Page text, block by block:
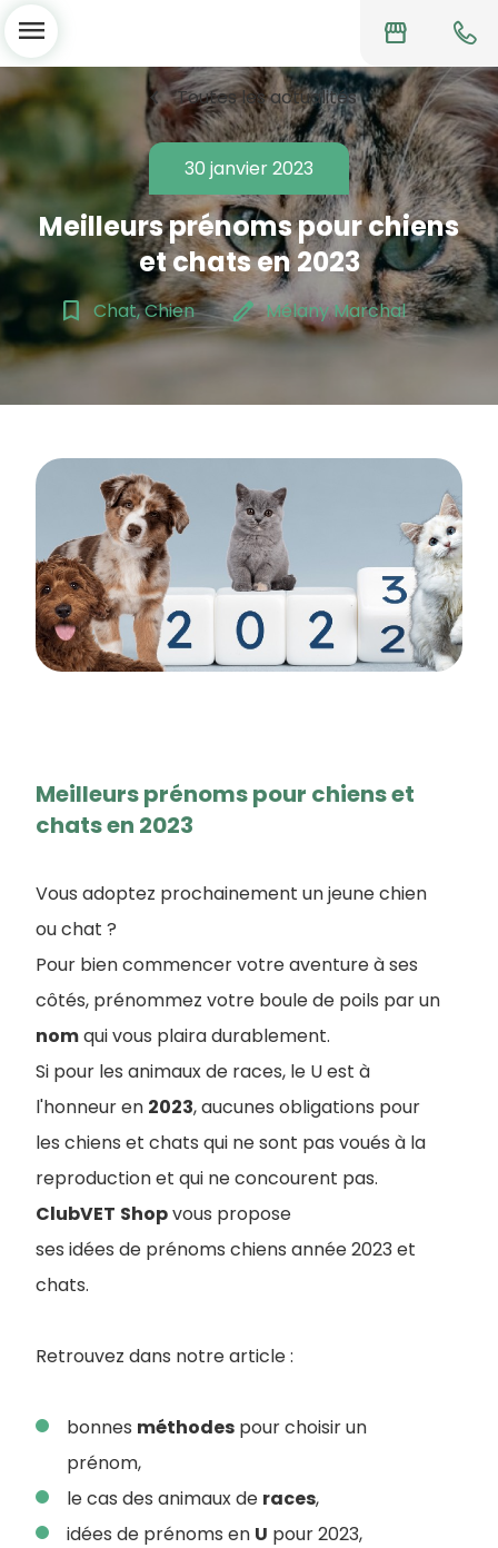
storefront
menu
chevron_left Toutes les actualités
30 janvier 2023
Meilleurs prénoms pour chiens
et chats en 2023
bookmark_border Chat, Chien edit Mélany Marchal
Meilleurs prénoms pour chiens et
chats en 2023
Vous adoptez prochainement un jeune chien
ou chat ?
Pour bien commencer votre aventure à ses
côtés, prénommez votre boule de poils par un
nomqui vous plaira durablement.
Si pour les animaux de races, le U est à
l'honneur en 2023, aucunes obligations pour
les chiens et chats qui ne sont pas voués à la
reproduction et qui ne concourent pas.
ClubVET Shopvous propose
ses idées de prénoms chiens année 2023 et
chats.
Retrouvez dans notre article :
bonnes méthodes pour choisir un
prénom,
le cas des animaux de races,
idées de prénoms en U pour 2023,